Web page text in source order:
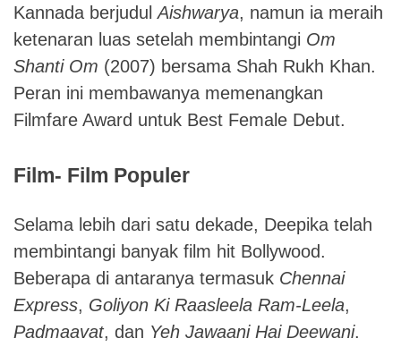
Kannada berjudulAishwarya, namun ia meraih
ketenaran luas setelah membintangi Om
Shanti Om (2007) bersama Shah Rukh Khan.
Peran ini membawanya memenangkan
Filmfare Award untuk Best Female Debut.
Film- Film Populer
Selama lebih dari satu dekade, Deepika telah
membintangi banyak film hit Bollywood.
Beberapa di antaranya termasuk Chennai
Express, Goliyon Ki Raasleela Ram-Leela,
Padmaavat, dan Yeh Jawaani Hai Deewani.